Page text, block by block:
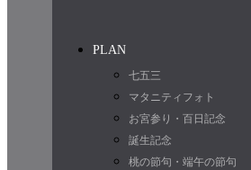
PLAN
七五三
マタニティフォト
お宮参り・百日記念
誕生記念
桃の節句・端午の節句